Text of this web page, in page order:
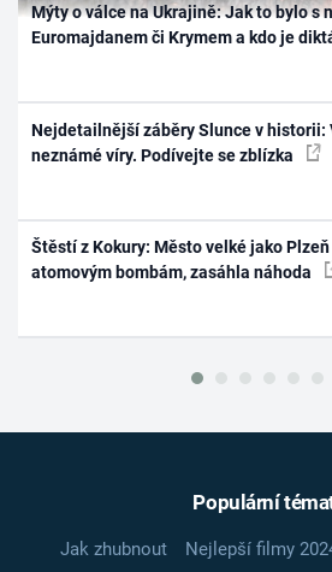
Mýty o válce na Ukrajině: Jak to bylo s
Euromajdanem či Krymem a kdo je
Nejdetailnější záběry Slunce v historii:
neznámé víry. Podívejte se zblízka
Štěstí z Kokury: Město velké jako
atomovým bombám, zasáhla náhoda
Populární
Jak zhubnout Nejlepší filmy